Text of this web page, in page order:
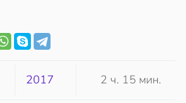
2017 2 ч. 15 мин.